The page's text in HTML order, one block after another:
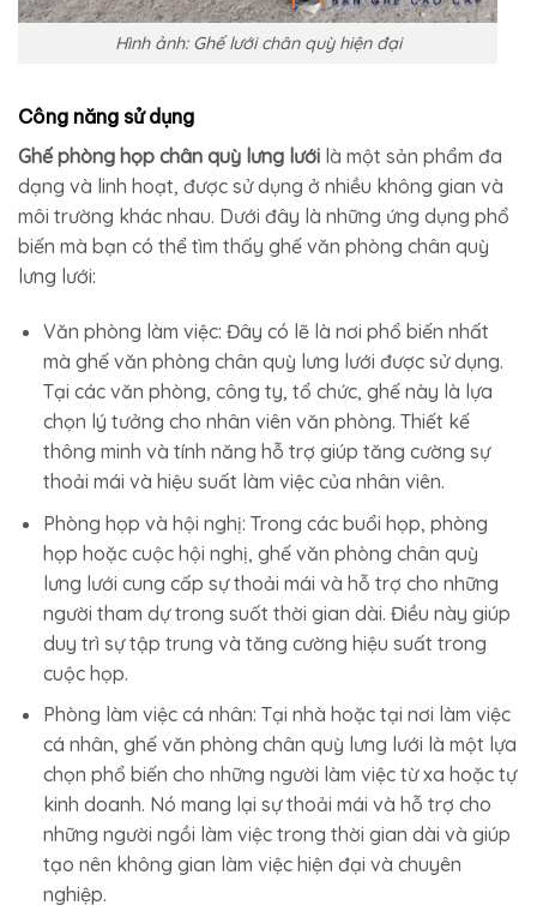
Hình ảnh: Ghế lưới chân quỳ hiện đại
Công năng sử dụng
Ghế phòng họp chân quỳ lưng lưới là một sản phẩm đa
dạng và linh hoạt, được sử dụng ở nhiều không gian và
môi trường khác nhau. Dưới đây là những ứng dụng phổ
biến mà bạn có thể tìm thấy ghế văn phòng chân quỳ
lưng lưới:
Văn phòng làm việc: Đây có lẽ là nơi phổ biến nhất
mà ghế văn phòng chân quỳ lưng lưới được sử dụng.
Tại các văn phòng, công ty, tổ chức, ghế này là lựa
chọn lý tưởng cho nhân viên văn phòng. Thiết kế
thông minh và tính năng hỗ trợ giúp tăng cường sự
thoải mái và hiệu suất làm việc của nhân viên.
Phòng họp và hội nghị: Trong các buổi họp, phòng
họp hoặc cuộc hội nghị, ghế văn phòng chân quỳ
lưng lưới cung cấp sự thoải mái và hỗ trợ cho những
người tham dự trong suốt thời gian dài. Điều này giúp
duy trì sự tập trung và tăng cường hiệu suất trong
cuộc họp.
Phòng làm việc cá nhân: Tại nhà hoặc tại nơi làm việc
cá nhân, ghế văn phòng chân quỳ lưng lưới là một lựa
chọn phổ biến cho những người làm việc từ xa hoặc tự
kinh doanh. Nó mang lại sự thoải mái và hỗ trợ cho
những người ngồi làm việc trong thời gian dài và giúp
tạo nên không gian làm việc hiện đại và chuyên
nghiệp.